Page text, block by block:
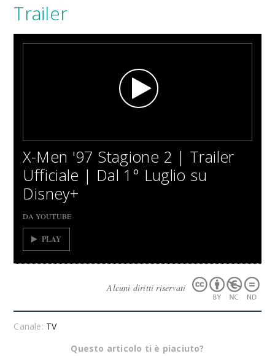
Trailer
X-Men '97 Stagione 2 | Trailer
Ufficiale | Dal 1° Luglio su
Disney+
DA YOUTUBE
PLAY
Alcuni diritti riservati
Canale: TV
Questo articolo ti è piaciuto?